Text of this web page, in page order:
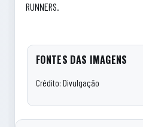
RUNNERS.
FONTES DAS IMAGENS
Crédito: Divulgação